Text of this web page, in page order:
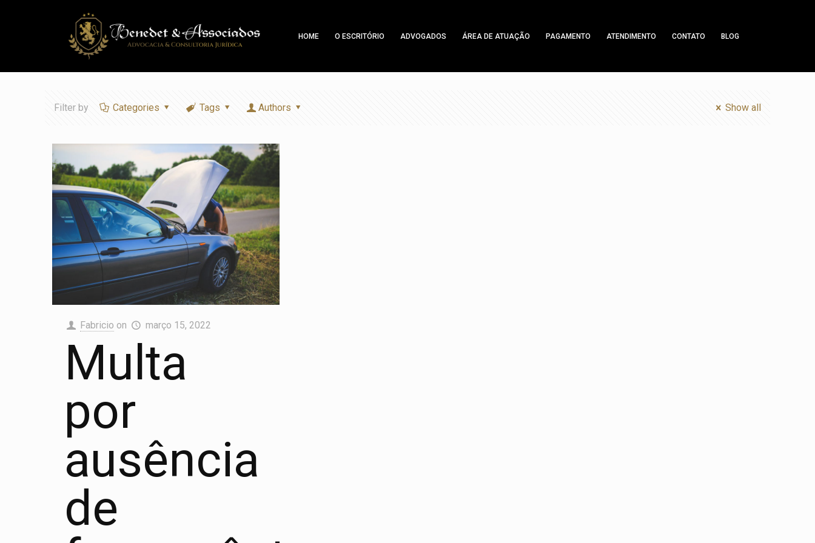
HOME O ESCRITÓRIO ADVOGADOS ÁREA DE ATUAÇÃO PAGAMENTO ATENDIMENTO CONTATO BLOG
Filter by Categories Tags Authors Show all
Fabricio on março 15, 2022
Multa
por
ausência
de